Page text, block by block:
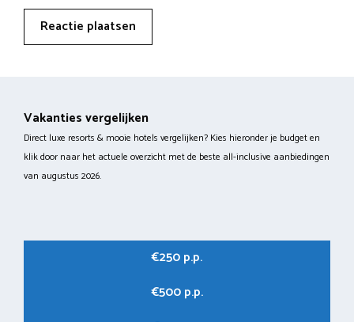
Vakanties vergelijken
Direct luxe resorts & mooie hotels vergelijken? Kies hieronder je budget en
klik door naar het actuele overzicht met de beste all-inclusive aanbiedingen
van augustus 2026.
€250 p.p.
€500 p.p.